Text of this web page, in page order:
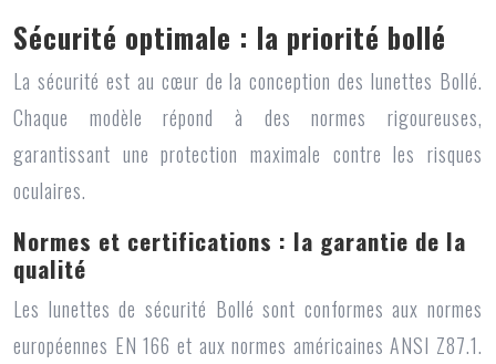
Sécurité optimale : la priorité bollé
La sécurité est au cœur de la conception des lunettes Bollé.
Chaque modèle répond à des normes rigoureuses,
garantissant une protection maximale contre les risques
oculaires.
Normes et certifications : la garantie de la
qualité
Les lunettes de sécurité Bollé sont conformes aux normes
européennes EN 166 et aux normes américaines ANSI Z87.1.